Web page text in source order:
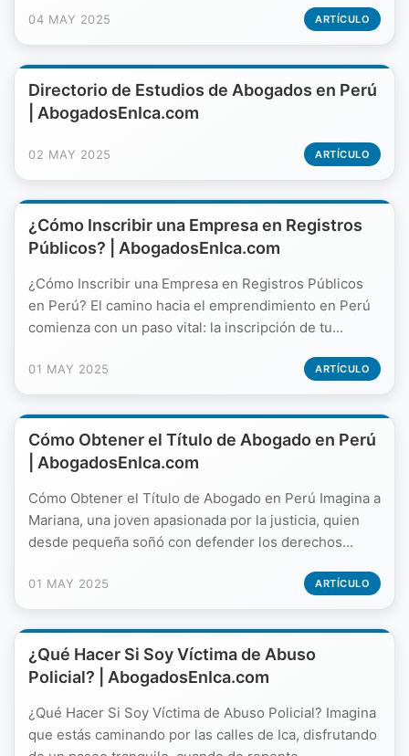
04 MAY 2025 ARTÍCULO
Directorio de Estudios de Abogados en Perú
| AbogadosEnIca.com
02 MAY 2025 ARTÍCULO
¿Cómo Inscribir una Empresa en Registros
Públicos? | AbogadosEnIca.com
¿Cómo Inscribir una Empresa en Registros Públicos
en Perú? El camino hacia el emprendimiento en Perú
comienza con un paso vital: la inscripción de tu...
01 MAY 2025 ARTÍCULO
Cómo Obtener el Título de Abogado en Perú
| AbogadosEnIca.com
Cómo Obtener el Título de Abogado en Perú Imagina a
Mariana, una joven apasionada por la justicia, quien
desde pequeña soñó con defender los derechos...
01 MAY 2025 ARTÍCULO
¿Qué Hacer Si Soy Víctima de Abuso
Policial? | AbogadosEnIca.com
¿Qué Hacer Si Soy Víctima de Abuso Policial? Imagina
que estás caminando por las calles de Ica, disfrutando